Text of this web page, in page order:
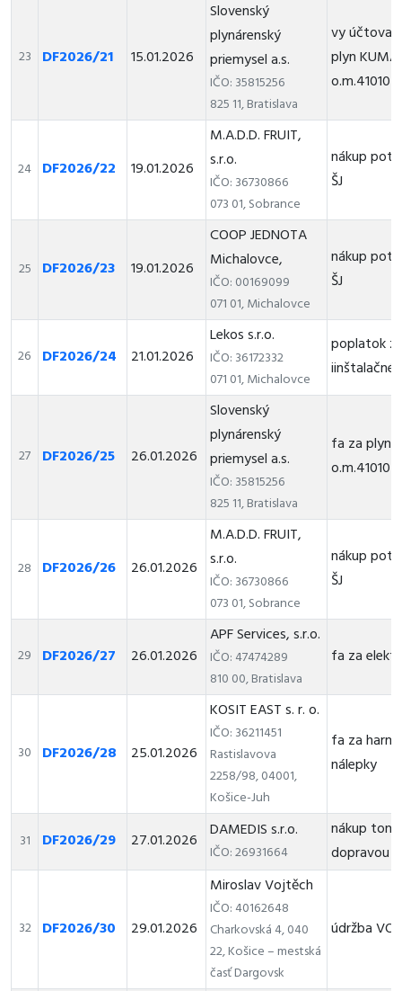
23 DF2026/21 15.01.2026
Slovenský
plynárenský
priemysel a.s.
IČO: 35815256
825 11, Bratislava
vy
plyn KUMA
24 DF2026/22 19.01.2026
M.A.D.D. FRUIT,
s.r.o.
IČO: 36730866
073 01, Sobrance
nákup
ŠJ
25 DF2026/23 19.01.2026
COOP JEDNOTA
Michalovce,
IČO: 00169099
071 01, Michalovce
nákup
ŠJ
26 DF2026/24 21.01.2026
Lekos s.r.o.
IČO: 36172332
071 01, Michalovce
poplatok
iinštalačné
27 DF2026/25 26.01.2026
Slovenský
plynárenský
priemysel a.s.
IČO: 35815256
825 11, Bratislava
fa za plyn
28 DF2026/26 26.01.2026
M.A.D.D. FRUIT,
s.r.o.
IČO: 36730866
073 01, Sobrance
nákup
ŠJ
29 DF2026/27 26.01.2026
APF Services, s.r.o.
IČO: 47474289
810 00, Bratislava
fa za
30 DF2026/28 25.01.2026
KOSIT EAST s. r. o.
IČO: 36211451
Rastislavova
2258/98, 04001,
Košice-Juh
fa za
nálepky
31 DF2026/29 27.01.2026 DAMEDIS s.r.o.
IČO: 26931664
nákup
dopravou
32 DF2026/30 29.01.2026
Miroslav Vojtěch
IČO: 40162648
Charkovská 4, 040
22, Košice – mestská
časť Dargovsk
údržba VO